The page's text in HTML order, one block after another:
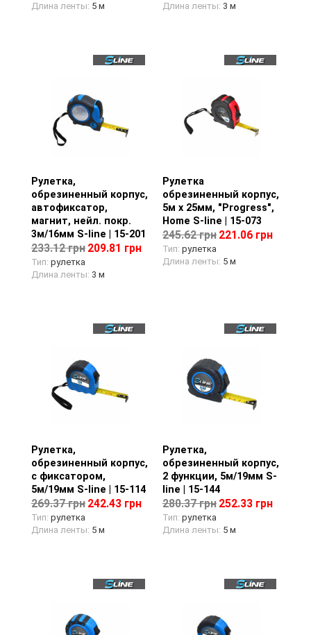
Длина ленты: 5 м
Длина ленты: 3 м
Просмотр товара
Рулетка,
обрезиненный корпус,
автофиксатор,
магнит, нейл. покр.
3м/16мм S-line | 15-201
233.12 грн 209.81 грн
Тип: рулетка
Длина ленты: 3 м
Просмотр товара
Рулетка
обрезиненный корпус,
5м х 25мм, "Progress",
Home S-line | 15-073
245.62 грн 221.06 грн
Тип: рулетка
Длина ленты: 5 м
Просмотр товара
Рулетка,
обрезиненный корпус,
с фиксатором,
5м/19мм S-line | 15-114
269.37 грн 242.43 грн
Тип: рулетка
Длина ленты: 5 м
Просмотр товара
Рулетка,
обрезиненный корпус,
2 функции, 5м/19мм S-
line | 15-144
280.37 грн 252.33 грн
Тип: рулетка
Длина ленты: 5 м